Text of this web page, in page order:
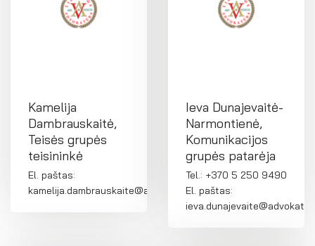
Kamelija
Dambrauskaitė,
Teisės grupės
teisininkė
El. paštas:
kamelija.dambrauskaite@advokatura.lt
Ieva Dunajevaitė-
Narmontienė,
Komunikacijos
grupės patarėja
Tel.: +370 5 250 9490
El. paštas: